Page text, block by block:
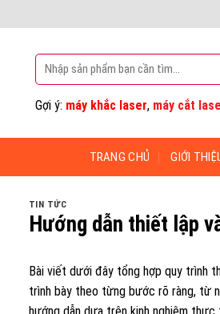
Tìm
kiếm:
Gợi ý: máy khắc laser, máy cắt
TRANG CHỦ GIỚI
TIN TỨC
Hướng dẫn thiết lập
Bài viết dưới đây tổng hợp quy trình
trình bày theo từng bước rõ ràng, từ